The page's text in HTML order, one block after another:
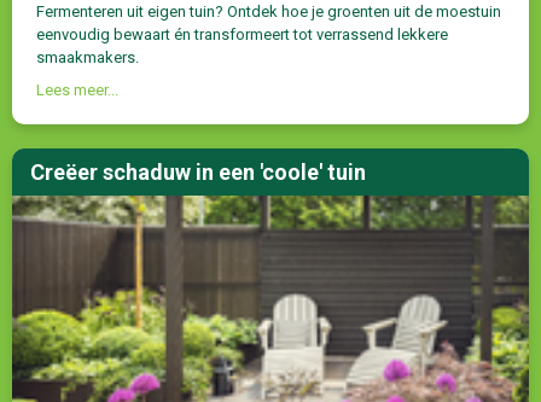
Fermenteren uit eigen tuin? Ontdek hoe je groenten uit de moestuin
eenvoudig bewaart én transformeert tot verrassend lekkere
smaakmakers.
Lees meer...
Creëer schaduw in een 'coole' tuin